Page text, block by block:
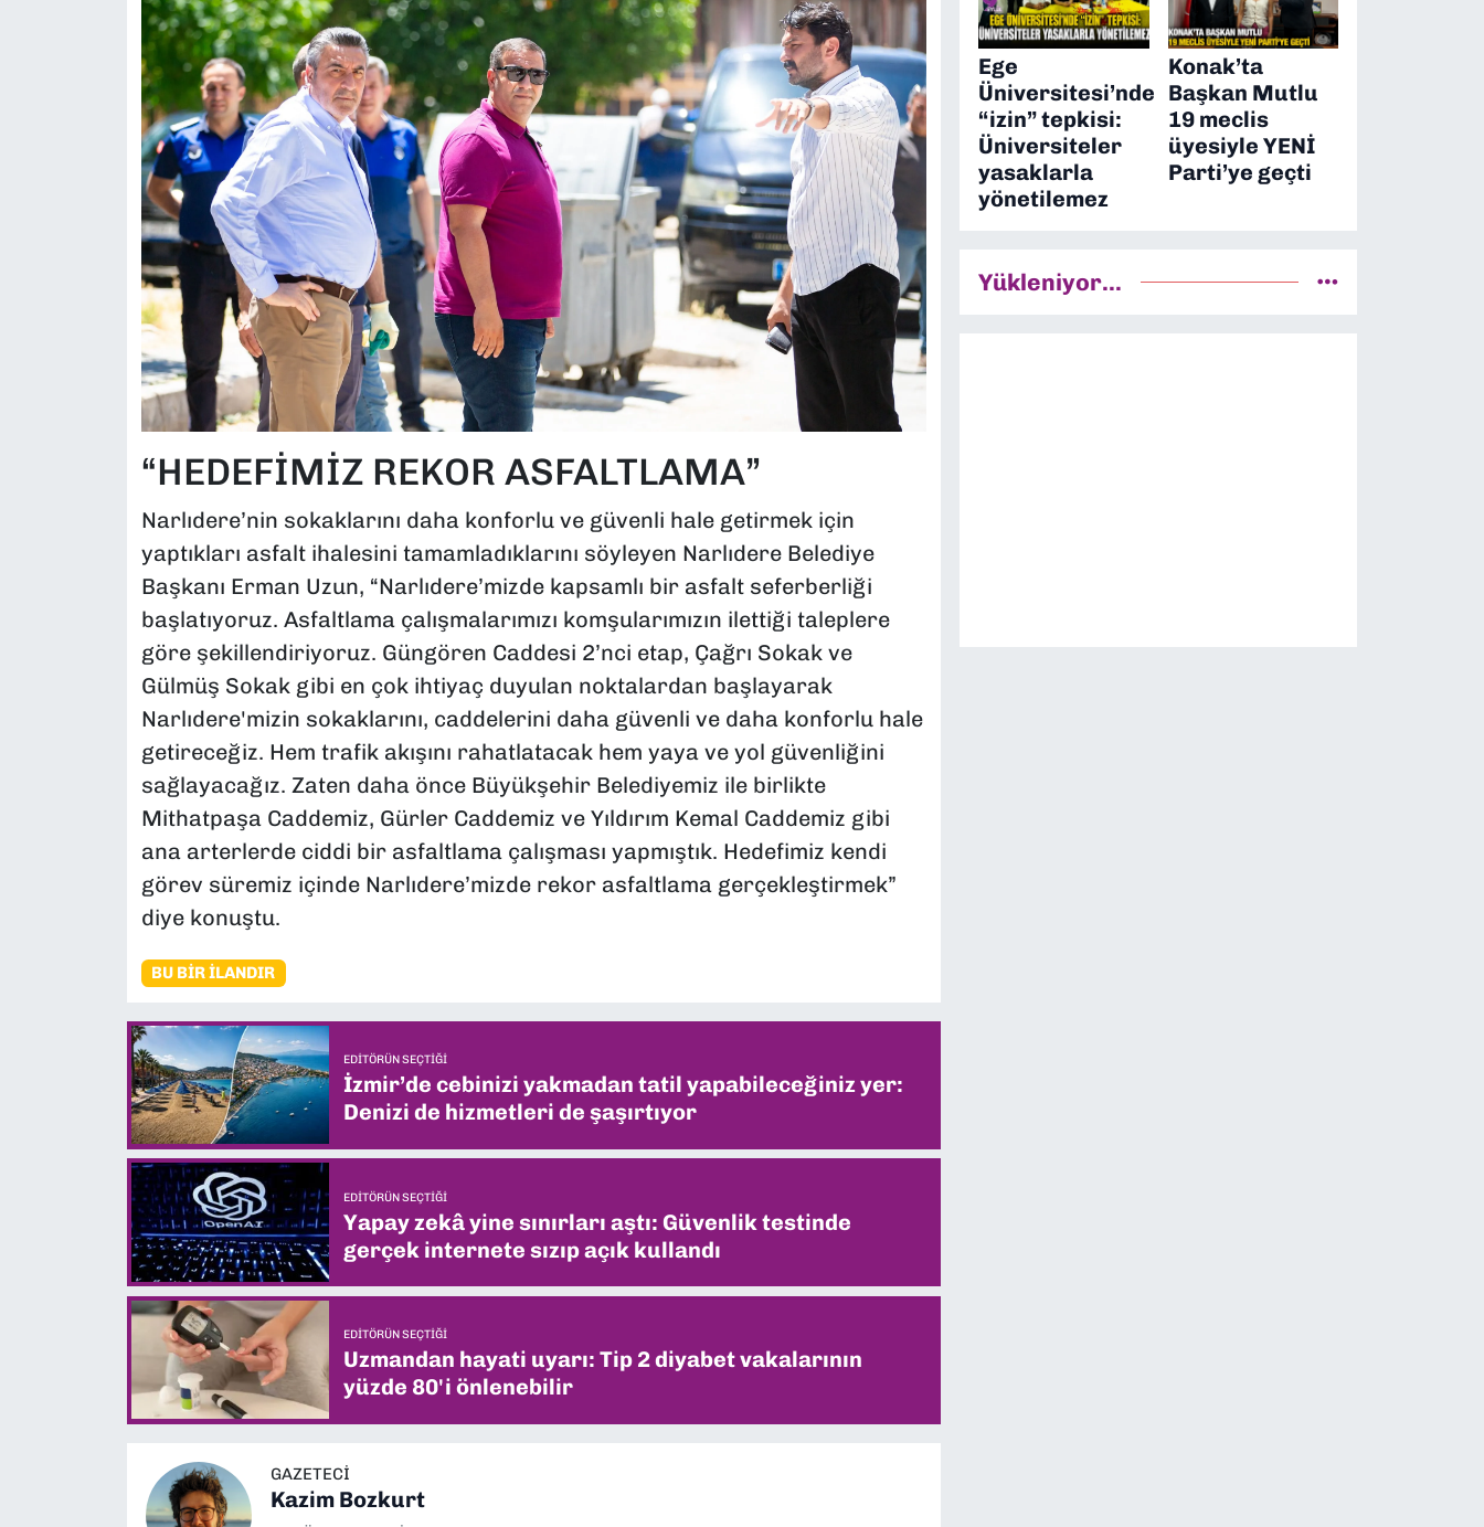
“HEDEFİMİZ REKOR ASFALTLAMA”
Narlıdere’nin sokaklarını daha konforlu ve güvenli hale getirmek için
yaptıkları asfalt ihalesini tamamladıklarını söyleyen Narlıdere Belediye
Başkanı Erman Uzun, “Narlıdere’mizde kapsamlı bir asfalt seferberliği
başlatıyoruz. Asfaltlama çalışmalarımızı komşularımızın ilettiği taleplere
göre şekillendiriyoruz. Güngören Caddesi 2’nci etap, Çağrı Sokak ve
Gülmüş Sokak gibi en çok ihtiyaç duyulan noktalardan başlayarak
Narlıdere'mizin sokaklarını, caddelerini daha güvenli ve daha konforlu hale
getireceğiz. Hem trafik akışını rahatlatacak hem yaya ve yol güvenliğini
sağlayacağız. Zaten daha önce Büyükşehir Belediyemiz ile birlikte
Mithatpaşa Caddemiz, Gürler Caddemiz ve Yıldırım Kemal Caddemiz gibi
ana arterlerde ciddi bir asfaltlama çalışması yapmıştık. Hedefimiz kendi
görev süremiz içinde Narlıdere’mizde rekor asfaltlama gerçekleştirmek”
diye konuştu.
BU BIR İLANDIR
EDITÖRÜN SEÇTIĞI
İzmir’de cebinizi yakmadan tatil yapabileceğiniz yer:
Denizi de hizmetleri de şaşırtıyor
EDITÖRÜN SEÇTIĞI
Yapay zekâ yine sınırları aştı: Güvenlik testinde
gerçek internete sızıp açık kullandı
EDITÖRÜN SEÇTIĞI
Uzmandan hayati uyarı: Tip 2 diyabet vakalarının
yüzde 80'i önlenebilir
GAZETECI
Kazim Bozkurt
Ege
Üniversitesi’nde
“izin” tepkisi:
Üniversiteler
yasaklarla
yönetilemez
Konak’ta
Başkan Mutlu
19 meclis
üyesiyle YENİ
Parti’ye geçti
Yükleniyor...